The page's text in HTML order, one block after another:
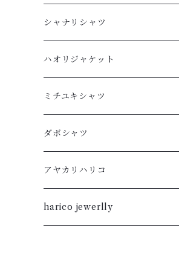
シャナリシャツ
長袖
XL
L
半袖
XL
L
ハオリジャケット
L
M
S
ミチユキシャツ
L
M
S
ダボシャツ
柿渋
XL
暮染
アヤカリハリコ
harico jewerlly